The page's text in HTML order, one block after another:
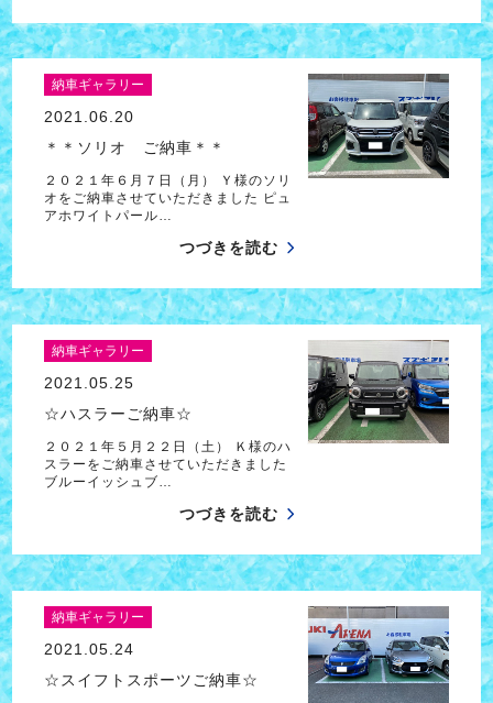
納車ギャラリー
2021.06.20
＊＊ソリオ ご納車＊＊
２０２１年６月７日（月） Ｙ様のソリ
オをご納車させていただきました ピュ
アホワイトパール…
つづきを読む
納車ギャラリー
2021.05.25
☆ハスラーご納車☆
２０２１年５月２２日（土） Ｋ様のハ
スラーをご納車させていただきました
ブルーイッシュブ…
つづきを読む
納車ギャラリー
2021.05.24
☆スイフトスポーツご納車☆